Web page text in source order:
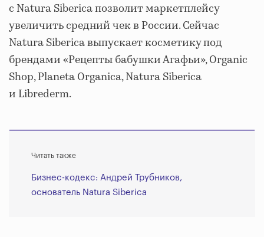
с Natura Siberica позволит маркетплейсу
увеличить средний чек в России. Сейчас
Natura Siberica выпускает косметику под
брендами «Рецепты бабушки Агафьи», Organic
Shop, Planeta Organica, Natura Siberica
и Librederm.
Читать также
Бизнес-кодекс: Андрей Трубников,
основатель Natura Siberica